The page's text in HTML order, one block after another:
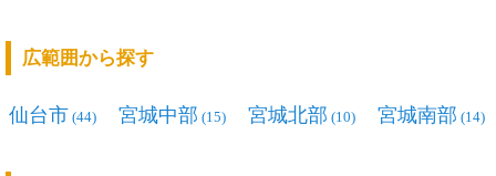
広範囲から探す
仙台市 (44) 宮城中部 (15) 宮城北部 (10) 宮城南部 (14)